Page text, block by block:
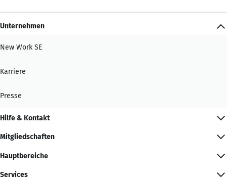
Unternehmen
New Work SE
Karriere
Presse
Hilfe & Kontakt
Mitgliedschaften
Hauptbereiche
Services